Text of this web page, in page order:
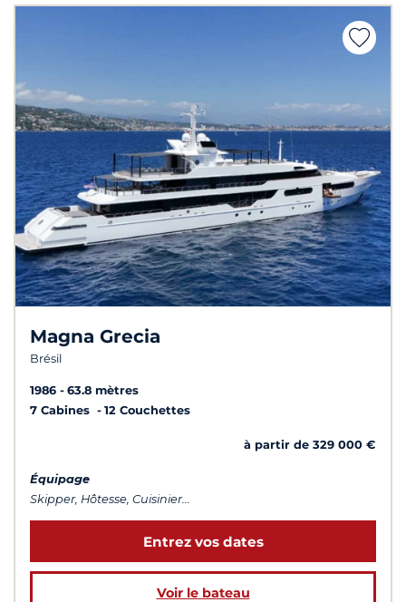
Magna Grecia
Brésil
1986
63.8 mètres
7 Cabines
12 Couchettes
à partir de 329 000 €
Équipage
Skipper, Hôtesse, Cuisinier...
Entrez vos dates
Voir le bateau